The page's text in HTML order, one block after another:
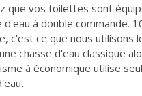
que vos toilettes sont
d'eau à double commande.
c'est ce que nous utilisons
chasse d'eau classique
à économique utilise